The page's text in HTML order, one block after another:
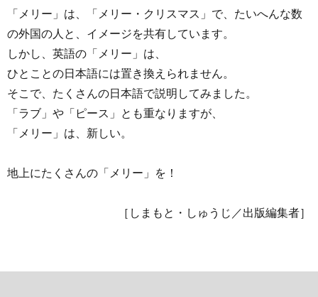
「メリー」は、「メリー・クリスマス」で、たいへんな数
の外国の人と、イメージを共有しています。
しかし、英語の「メリー」は、
ひとことの日本語には置き換えられません。
そこで、たくさんの日本語で説明してみました。
「ラブ」や「ピース」とも重なりますが、
「メリー」は、新しい。
地上にたくさんの「メリー」を！
［しまもと・しゅうじ／出版編集者］